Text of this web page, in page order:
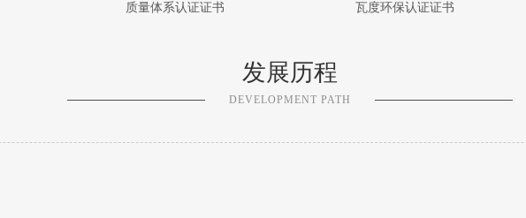
质量体系认证证书 瓦度环保认证证书
发展历程
DEVELOPMENT PATH